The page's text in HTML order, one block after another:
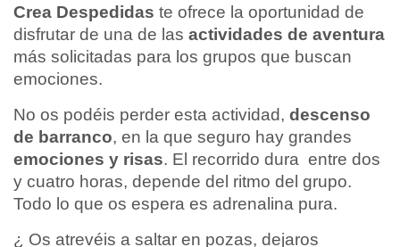
Crea Despedidas te ofrece la oportunidad de
disfrutar de una de las actividades de aventura
más solicitadas para los grupos que buscan
emociones.
No os podéis perder esta actividad, descenso
de barranco, en la que seguro hay grandes
emociones y risas. El recorrido dura entre dos
y cuatro horas, depende del ritmo del grupo.
Todo lo que os espera es adrenalina pura.
¿ Os atrevéis a saltar en pozas, dejaros